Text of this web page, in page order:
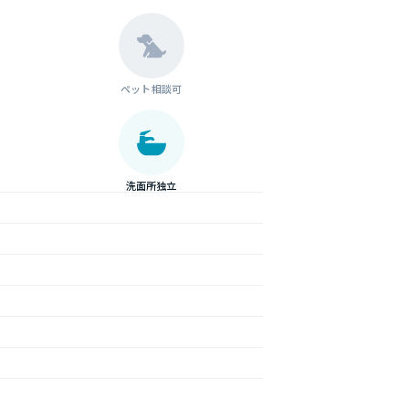
ペット相談可
洗面所独立